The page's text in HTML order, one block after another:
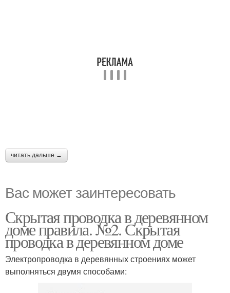
читать дальше →
Вас может заинтересовать
Скрытая проводка в деревянном
доме правила. №2. Скрытая
проводка в деревянном доме
Электропроводка в деревянных строениях может
выполняться двумя способами: